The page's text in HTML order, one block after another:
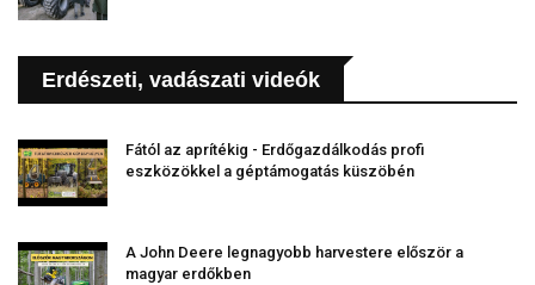
Erdészeti, vadászati videók
Fától az aprítékig - Erdőgazdálkodás profi
eszközökkel a géptámogatás küszöbén
A John Deere legnagyobb harvestere először a
magyar erdőkben